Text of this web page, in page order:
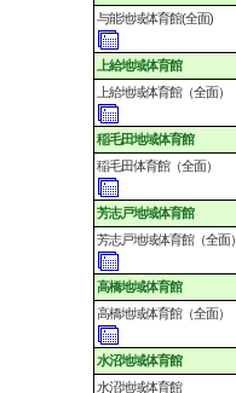
与能地域体育館(全面)
上給地域体育館
上給地域体育館（全面）
稲毛田地域体育館
稲毛田体育館（全面）
芳志戸地域体育館
芳志戸地域体育館（全面）
高橋地域体育館
高橋地域体育館（全面）
水沼地域体育館
水沼地域体育館